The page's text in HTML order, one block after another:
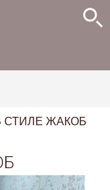
СТИЛЕ ЖАКОБ